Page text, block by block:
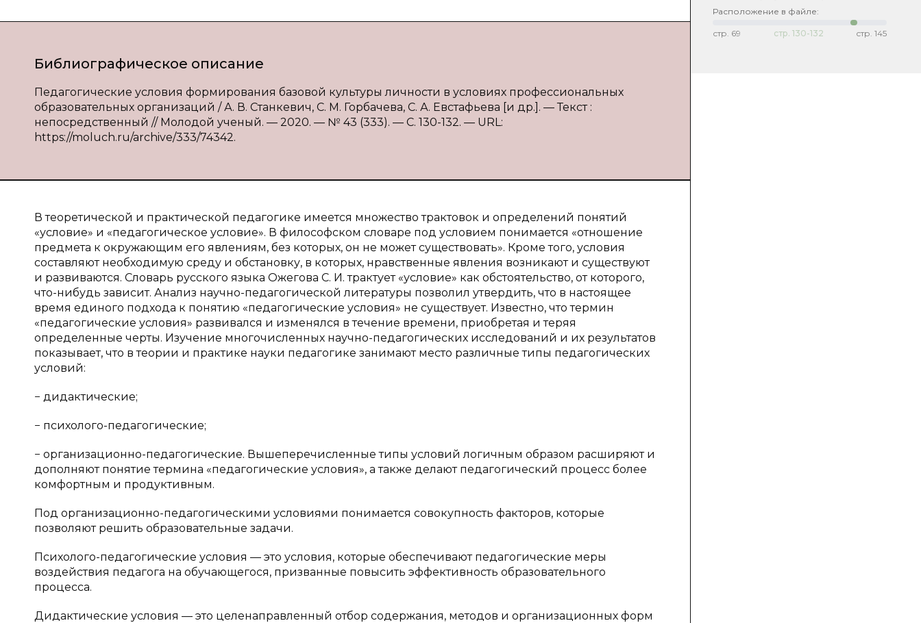
Библиографическое описание
Педагогические условия формирования базовой культуры личности в условиях профессиональных
образовательных организаций / А. В. Станкевич, С. М. Горбачева, С. А. Евстафьева [и др.]. — Текст :
непосредственный // Молодой ученый. — 2020. — № 43 (333). — С. 130-132. — URL:
https://moluch.ru/archive/333/74342.
В теоретической и практической педагогике имеется множество трактовок и определений понятий
«условие» и «педагогическое условие». В философском словаре под условием понимается «отношение
предмета к окружающим его явлениям, без которых, он не может существовать». Кроме того, условия
составляют необходимую среду и обстановку, в которых, нравственные явления возникают и существуют
и развиваются. Словарь русского языка Ожегова С. И. трактует «условие» как обстоятельство, от которого,
что-нибудь зависит. Анализ научно-педагогической литературы позволил утвердить, что в настоящее
время единого подхода к понятию «педагогические условия» не существует. Известно, что термин
«педагогические условия» развивался и изменялся в течение времени, приобретая и теряя
определенные черты. Изучение многочисленных научно-педагогических исследований и их результатов
показывает, что в теории и практике науки педагогике занимают место различные типы педагогических
условий:
− дидактические;
− психолого-педагогические;
− организационно-педагогические. Вышеперечисленные типы условий логичным образом расширяют и
дополняют понятие термина «педагогические условия», а также делают педагогический процесс более
комфортным и продуктивным.
Под организационно-педагогическими условиями понимается совокупность факторов, которые
позволяют решить образовательные задачи.
Психолого-педагогические условия — это условия, которые обеспечивают педагогические меры
воздействия педагога на обучающегося, призванные повысить эффективность образовательного
процесса.
Дидактические условия — это целенаправленный отбор содержания, методов и организационных форм
Расположение в файле:
стр. 69 стр. 130-132 стр. 145